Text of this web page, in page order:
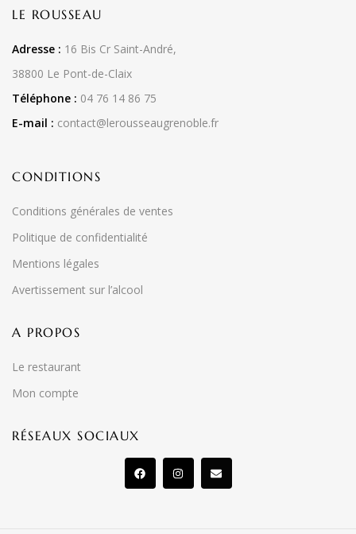
LE ROUSSEAU
Adresse : 16 Bis Cr Saint-André,
38800 Le Pont-de-Claix
Téléphone : 04 76 14 86 75
E-mail : contact@lerousseaugrenoble.fr
CONDITIONS
Conditions générales de ventes
Politique de confidentialité
Mentions légales
Avertissement sur l’alcool
A PROPOS
Le restaurant
Mon compte
RÉSEAUX SOCIAUX